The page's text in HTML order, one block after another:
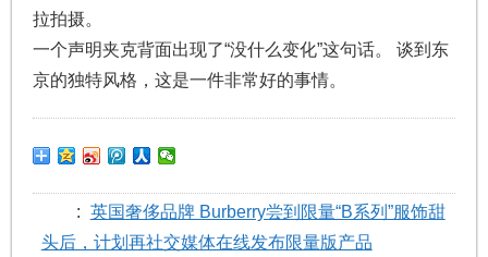
拉拍摄。
一个声明夹克背面出现了“没什么变化”这句话。 谈到东
京的独特风格，这是一件非常好的事情。
: 英国奢侈品牌 Burberry尝到限量“B系列”服饰甜
头后，计划再社交媒体在线发布限量版产品